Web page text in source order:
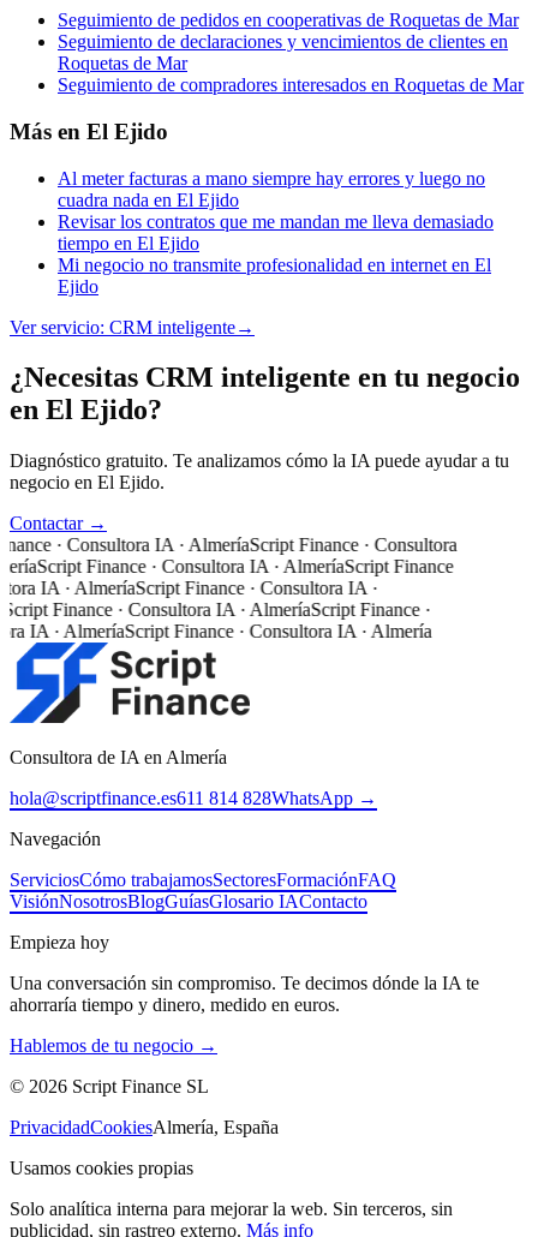
Seguimiento de pedidos en cooperativas de Roquetas de Mar
Seguimiento de declaraciones y vencimientos de clientes en
Roquetas de Mar
Seguimiento de compradores interesados en Roquetas de Mar
Más en El Ejido
Al meter facturas a mano siempre hay errores y luego no
cuadra nada en El Ejido
Revisar los contratos que me mandan me lleva demasiado
tiempo en El Ejido
Mi negocio no transmite profesionalidad en internet en El
Ejido
Ver servicio: CRM inteligente→
¿Necesitas CRM inteligente en tu negocio
en El Ejido?
Diagnóstico gratuito. Te analizamos cómo la IA puede ayudar a tu
negocio en El Ejido.
Contactar →
· Consultora IA · AlmeríaScript Finance · Consultora
Script Finance · Consultora IA · AlmeríaScript Finance
IA · AlmeríaScript Finance · Consultora IA ·
Finance · Consultora IA · AlmeríaScript Finance ·
IA · AlmeríaScript Finance · Consultora IA · Almería
Consultora de IA en Almería
hola@scriptfinance.es611 814 828WhatsApp →
Navegación
ServiciosCómo trabajamosSectoresFormaciónFAQ
VisiónNosotrosBlogGuíasGlosario IAContacto
Empieza hoy
Una conversación sin compromiso. Te decimos dónde la IA te
ahorraría tiempo y dinero, medido en euros.
Hablemos de tu negocio →
© 2026 Script Finance SL
PrivacidadCookiesAlmería, España
Usamos cookies propias
Solo analítica interna para mejorar la web. Sin terceros, sin
publicidad, sin rastreo externo. Más info